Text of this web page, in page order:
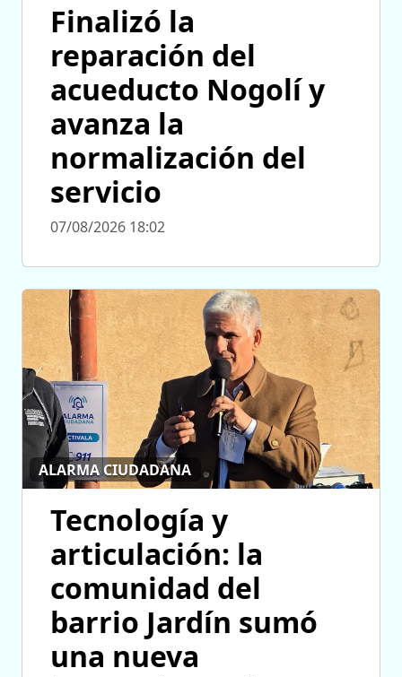
Finalizó la
reparación del
acueducto Nogolí y
avanza la
normalización del
servicio
07/08/2026 18:02
ALARMA CIUDADANA
Tecnología y
articulación: la
comunidad del
barrio Jardín sumó
una nueva